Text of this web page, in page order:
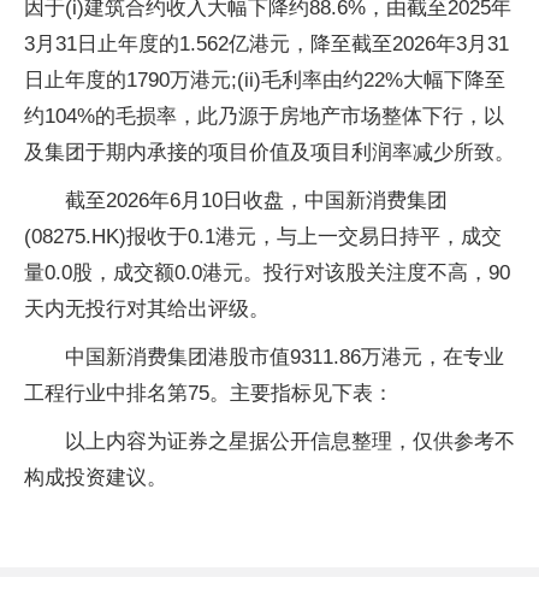
因于(i)建筑合约收入大幅下降约88.6%，由截至2025年
3月31日止年度的1.562亿港元，降至截至2026年3月31
日止年度的1790万港元;(ii)毛利率由约22%大幅下降至
约104%的毛损率，此乃源于房地产市场整体下行，以
及集团于期内承接的项目价值及项目利润率减少所致。
截至2026年6月10日收盘，中国新消费集团
(08275.HK)报收于0.1港元，与上一交易日持平，成交
量0.0股，成交额0.0港元。投行对该股关注度不高，90
天内无投行对其给出评级。
中国新消费集团港股市值9311.86万港元，在专业
工程行业中排名第75。主要指标见下表：
以上内容为证券之星据公开信息整理，仅供参考不
构成投资建议。